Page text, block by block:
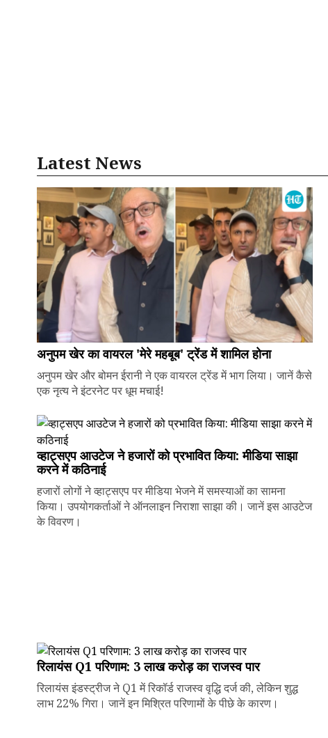
Latest News
अनुपम खेर का वायरल 'मेरे महबूब' ट्रेंड में शामिल होना
अनुपम खेर और बोमन ईरानी ने एक वायरल ट्रेंड में भाग लिया। जानें कैसे
एक नृत्य ने इंटरनेट पर धूम मचाई!
व्हाट्सएप आउटेज ने हजारों को प्रभावित किया: मीडिया साझा
करने में कठिनाई
हजारों लोगों ने व्हाट्सएप पर मीडिया भेजने में समस्याओं का सामना
किया। उपयोगकर्ताओं ने ऑनलाइन निराशा साझा की। जानें इस आउटेज
के विवरण।
रिलायंस Q1 परिणाम: ₹3 लाख करोड़ का राजस्व पार
रिलायंस इंडस्ट्रीज ने Q1 में रिकॉर्ड राजस्व वृद्धि दर्ज की, लेकिन शुद्ध
लाभ 22% गिरा। जानें इन मिश्रित परिणामों के पीछे के कारण।